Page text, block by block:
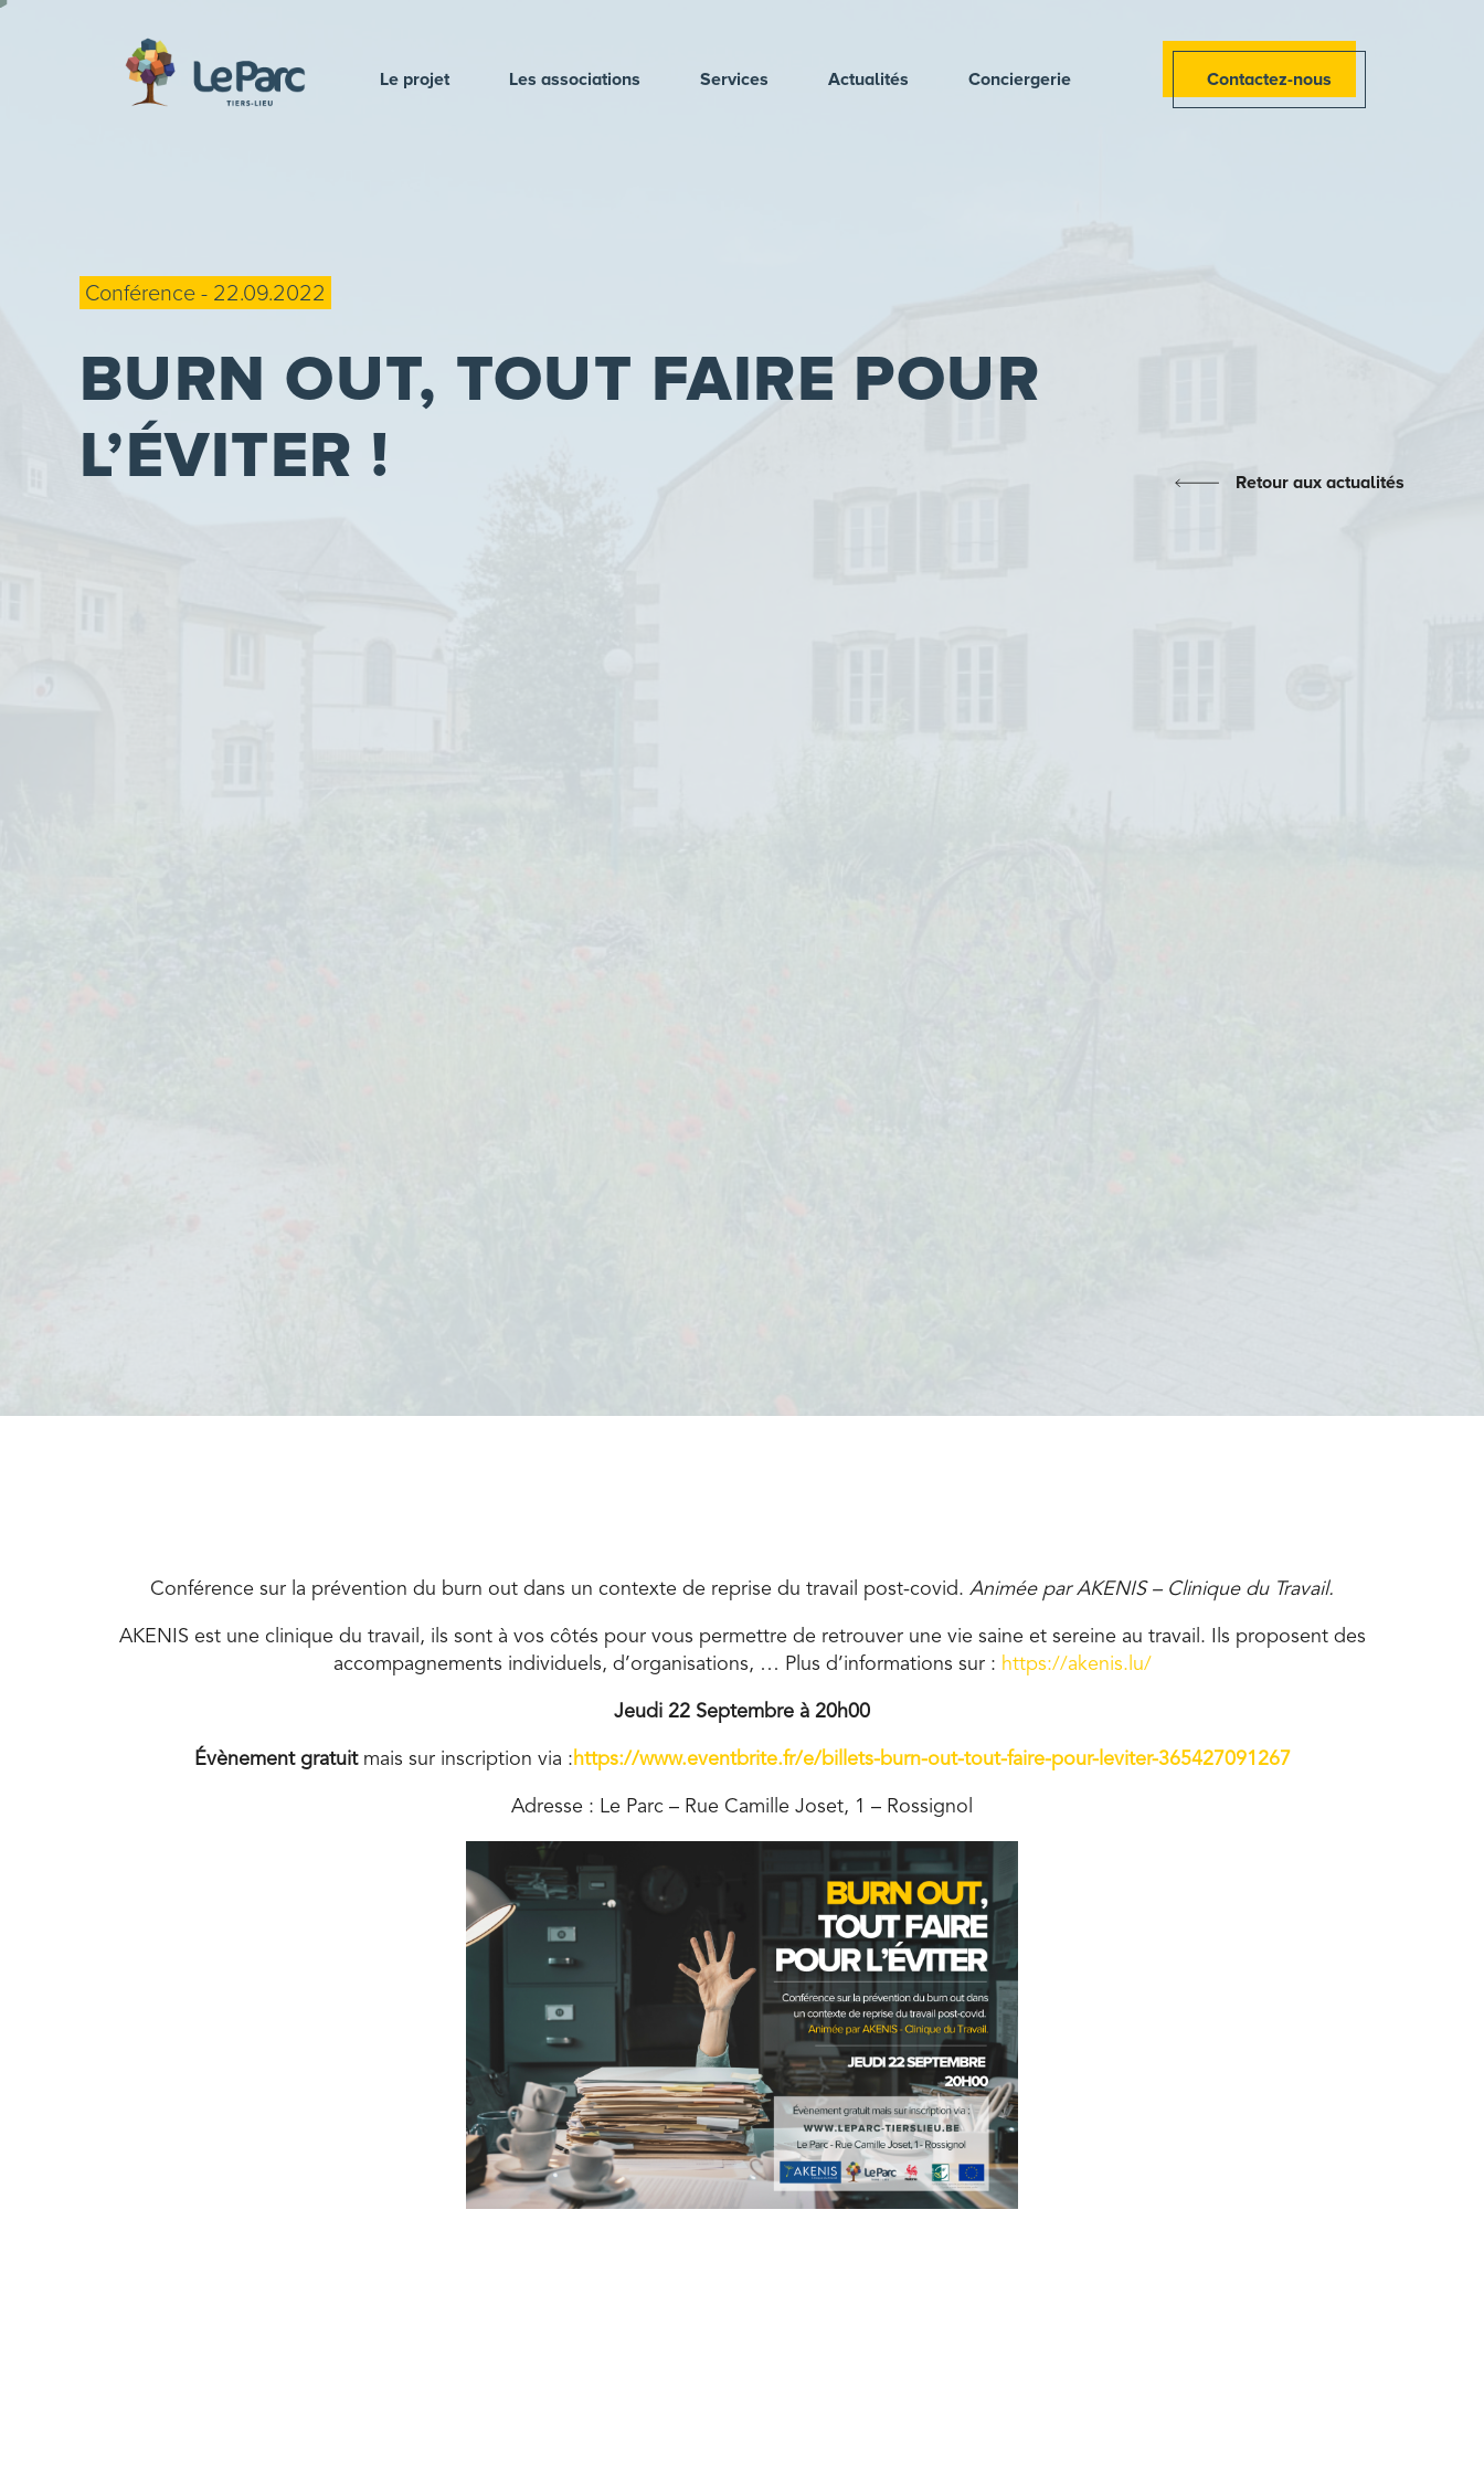
Le projet Les associations Services Actualités Conciergerie Contactez-nous
Conférence - 22.09.2022
BURN OUT, TOUT FAIRE POUR
L’ÉVITER !
Retour aux actualités
Conférence sur la prévention du burn out dans un contexte de reprise du travail post-covid. Animée par AKENIS – Clinique du Travail.
AKENIS est une clinique du travail, ils sont à vos côtés pour vous permettre de retrouver une vie saine et sereine au travail. Ils proposent des
accompagnements individuels, d’organisations, … Plus d’informations sur : https://akenis.lu/
Jeudi 22 Septembre à 20h00
Évènement gratuitmais sur inscription via : https://www.eventbrite.fr/e/billets-burn-out-tout-faire-pour-leviter-365427091267
Adresse : Le Parc – Rue Camille Joset, 1 – Rossignol